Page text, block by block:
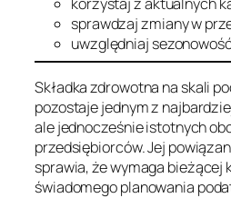
sprawdzaj zmiany w
uwzględniaj
Składka zdrowotna na skali
pozostaje jednym z
ale jednocześnie istotnych
przedsiębiorców. Jej
sprawia, że wymaga bieżącej
świadomego planowania